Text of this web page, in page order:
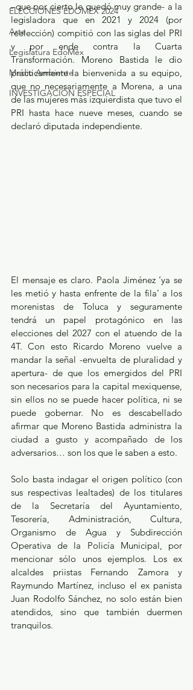
ELECCIONES EDOMEX 2024
Arte
Legislatura EdoMéx
Medio Ambiente
INVESTIGACIÓN ESPECIAL
–que por cierto le quedó muy grande- a la
legisladora que en 2021 y 2024 (por
reelección) compitió con las siglas del PRI
y por ende contra la Cuarta
Transformación. Moreno Bastida le dio
prácticamente la bienvenida a su equipo,
que no necesariamente a Morena, a una
de las mujeres más izquierdista que tuvo el
PRI hasta hace nueve meses, cuando se
declaró diputada independiente.
El mensaje es claro. Paola Jiménez ‘ya se
les metió y hasta enfrente de la fila’ a los
morenistas de Toluca y seguramente
tendrá un papel protagónico en las
elecciones del 2027 con el atuendo de la
4T. Con esto Ricardo Moreno vuelve a
mandar la señal -envuelta de pluralidad y
apertura- de que los emergidos del PRI
son necesarios para la capital mexiquense,
sin ellos no se puede hacer política, ni se
puede gobernar. No es descabellado
afirmar que Moreno Bastida administra la
ciudad a gusto y acompañado de los
adversarios… son los que le saben a esto.
Solo basta indagar el origen político (con
sus respectivas lealtades) de los titulares
de la Secretaría del Ayuntamiento,
Tesorería, Administración, Cultura,
Organismo de Agua y Subdirección
Operativa de la Policía Municipal, por
mencionar sólo unos ejemplos. Los ex
alcaldes priistas Fernando Zamora y
Raymundo Martínez, incluso el ex panista
Juan Rodolfo Sánchez, no solo están bien
atendidos, sino que también duermen
tranquilos.